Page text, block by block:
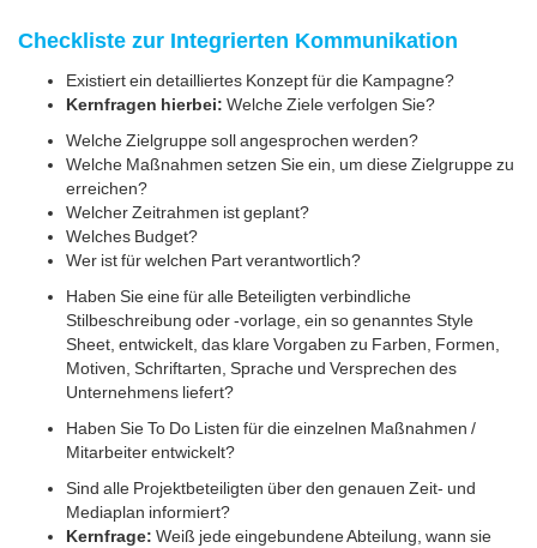
Checkliste zur Integrierten Kommunikation
Existiert ein detailliertes Konzept für die Kampagne?
Kernfragen hierbei: Welche Ziele verfolgen Sie?
Welche Zielgruppe soll angesprochen werden?
Welche Maßnahmen setzen Sie ein, um diese Zielgruppe zu
erreichen?
Welcher Zeitrahmen ist geplant?
Welches Budget?
Wer ist für welchen Part verantwortlich?
Haben Sie eine für alle Beteiligten verbindliche
Stilbeschreibung oder -vorlage, ein so genanntes Style
Sheet, entwickelt, das klare Vorgaben zu Farben, Formen,
Motiven, Schriftarten, Sprache und Versprechen des
Unternehmens liefert?
Haben Sie To Do Listen für die einzelnen Maßnahmen /
Mitarbeiter entwickelt?
Sind alle Projektbeteiligten über den genauen Zeit- und
Mediaplan informiert?
Kernfrage: Weiß jede eingebundene Abteilung, wann sie